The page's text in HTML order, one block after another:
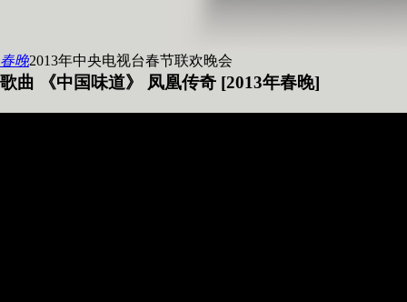
春晚2013年中央电视台春节联欢晚会
歌曲 《中国味道》 凤凰传奇 [2013年春晚]